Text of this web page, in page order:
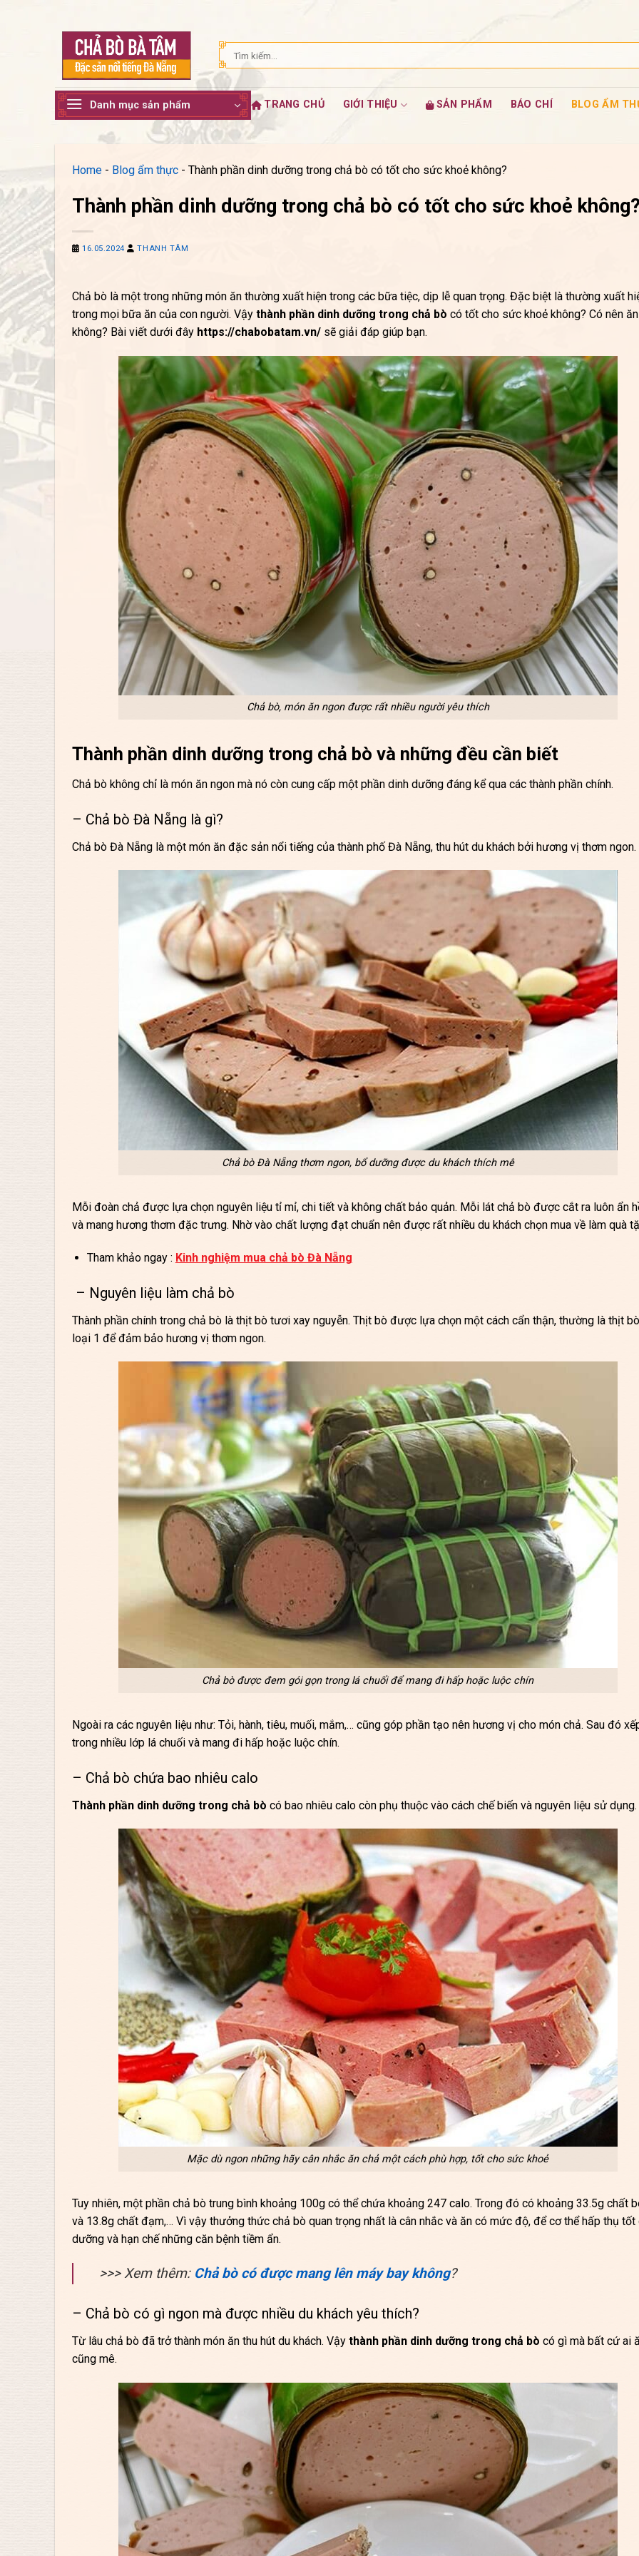
Tìm
kiếm:
Danh mục sản phẩm TRANG CHỦ GIỚI THIỆU SẢN PHẨM BÁO CHÍ BLOG ẨM
Home - Blog ẩm thực - Thành phần dinh dưỡng trong chả bò có tốt cho sức khoẻ không?
Thành phần dinh dưỡng trong chả bò có tốt cho sức khoẻ
16.05.2024 THANH TÂM
Chả bò là một trong những món ăn thường xuất hiện trong các bữa tiệc, dịp lễ quan trọng. Đặc biệt là thường xuất
trong mọi bữa ăn của con người. Vậy thành phần dinh dưỡng trong chả bò có tốt cho sức khoẻ không? Có nên ăn
không? Bài viết dưới đây https://chabobatam.vn/ sẽ giải đáp giúp bạn.
Chả bò, món ăn ngon được rất nhiều người yêu thích
Thành phần dinh dưỡng trong chả bò và những đều cần biết
Chả bò không chỉ là món ăn ngon mà nó còn cung cấp một phần dinh dưỡng đáng kể qua các thành phần chính.
– Chả bò Đà Nẵng là gì?
Chả bò Đà Nẵng là một món ăn đặc sản nổi tiếng của thành phố Đà Nẵng, thu hút du khách bởi hương vị thơm ngon.
Chả bò Đà Nẵng thơm ngon, bổ dưỡng được du khách thích mê
Mỗi đoàn chả được lựa chọn nguyên liệu tỉ mỉ, chi tiết và không chất bảo quản. Mỗi lát chả bò được cắt ra luôn ẩn
và mang hương thơm đặc trưng. Nhờ vào chất lượng đạt chuẩn nên được rất nhiều du khách chọn mua về làm quà
Tham khảo ngay : Kinh nghiệm mua chả bò Đà Nẵng
– Nguyên liệu làm chả bò
Thành phần chính trong chả bò là thịt bò tươi xay nguyễn. Thịt bò được lựa chọn một cách cẩn thận, thường là thịt
loại 1 để đảm bảo hương vị thơm ngon.
Chả bò được đem gói gọn trong lá chuối để mang đi hấp hoặc luộc chín
Ngoài ra các nguyên liệu như: Tỏi, hành, tiêu, muối, mắm,… cũng góp phần tạo nên hương vị cho món chả. Sau đó
trong nhiều lớp lá chuối và mang đi hấp hoặc luộc chín.
– Chả bò chứa bao nhiêu calo
Thành phần dinh dưỡng trong chả bò có bao nhiêu calo còn phụ thuộc vào cách chế biến và nguyên liệu sử dụng.
Mặc dù ngon những hãy cân nhắc ăn chả một cách phù hợp, tốt cho sức khoẻ
Tuy nhiên, một phần chả bò trung bình khoảng 100g có thể chứa khoảng 247 calo. Trong đó có khoảng 33.5g chất
và 13.8g chất đạm,… Vì vậy thưởng thức chả bò quan trọng nhất là cân nhắc và ăn có mức độ, để cơ thể hấp thụ tốt
dưỡng và hạn chế những căn bệnh tiềm ẩn.
>>> Xem thêm: Chả bò có được mang lên máy bay không?
– Chả bò có gì ngon mà được nhiều du khách yêu thích?
Từ lâu chả bò đã trở thành món ăn thu hút du khách. Vậy thành phần dinh dưỡng trong chả bò có gì mà bất cứ ai
cũng mê.